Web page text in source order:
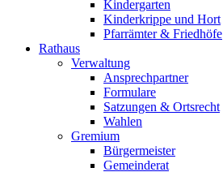
Kindergarten
Kinderkrippe und Hort
Pfarrämter & Friedhöfe
Rathaus
Verwaltung
Ansprechpartner
Formulare
Satzungen & Ortsrecht
Wahlen
Gremium
Bürgermeister
Gemeinderat